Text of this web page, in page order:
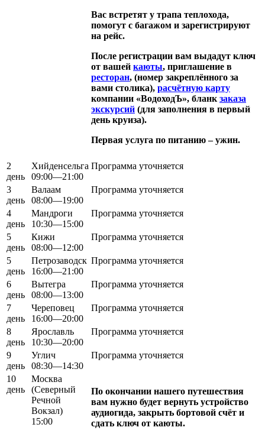
Вас встретят у трапа теплохода,
помогут с багажом и зарегистрируют
на рейс.
После регистрации вам выдадут ключ
от вашей каюты, приглашение в
ресторан, (номер закреплённого за
вами столика), расчётную карту
компании «ВодоходЪ», бланк заказа
экскурсий (для заполнения в первый
день круиза).
Первая услуга по питанию – ужин.
2
день
Хийденсельга
09:00—21:00
Программа уточняется
3
день
Валаам
08:00—19:00
Программа уточняется
4
день
Мандроги
10:30—15:00
Программа уточняется
5
день
Кижи
08:00—12:00
Программа уточняется
5
день
Петрозаводск
16:00—21:00
Программа уточняется
6
день
Вытегра
08:00—13:00
Программа уточняется
7
день
Череповец
16:00—20:00
Программа уточняется
8
день
Ярославль
10:30—20:00
Программа уточняется
9
день
Углич
08:30—14:30
Программа уточняется
10
день
Москва
(Северный
Речной
Вокзал)
15:00
По окончании нашего путешествия
вам нужно будет вернуть устройство
аудиогида, закрыть бортовой счёт и
сдать ключ от каюты.